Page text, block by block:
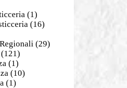
(1)
(16)
(29)
(1)
(10)
(1)